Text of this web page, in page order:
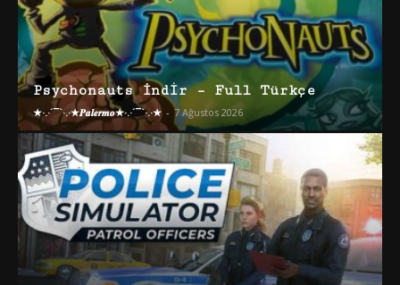
Psychonauts İndir – Full Türkçe
★·.·´¯`·.·★𝑷𝒂𝒍𝒆𝒓𝒎𝒐★·.·´¯`·.·★ - 7 Ağustos 2026